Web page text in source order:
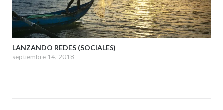
LANZANDO REDES (SOCIALES)
septiembre 14, 2018